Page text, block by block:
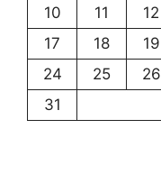
10
11 12
17
18 19
24
25 26
31